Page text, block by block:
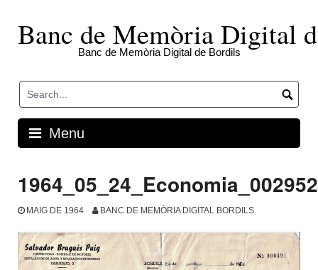
contentBanc de Memòria Digital
Banc de Memòria Digital de Bordils
Menu
1964_05_24_Economia_002952
MAIG DE 1964 BANC DE MEMÒRIA DIGITAL BORDILS